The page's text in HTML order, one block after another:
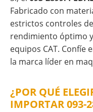
Fabricado con
estrictos controles
rendimiento óptimo
equipos CAT. Confíe
la marca líder en
¿POR QUÉ
IMPORTAR 093-